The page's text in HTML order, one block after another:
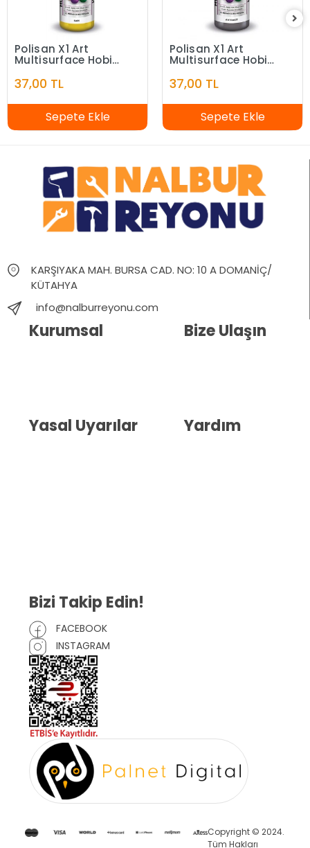
Polisan X1 Art
Multisurface Hobi
37,00 TL
Sepete Ekle
Polisan X1 Art
Multisurface Hobi
ml
37,00 TL
Sepete Ekle
KARŞIYAKA MAH. BURSA CAD. NO: 10 A DOMANİÇ/
KÜTAHYA
info@nalburreyonu.com
Kurumsal
Yasal Uyarılar
Bize Ulaşın
Yardım
Bizi Takip Edin!
FACEBOOK
INSTAGRAM
Copyright © 2024.
Tüm Hakları